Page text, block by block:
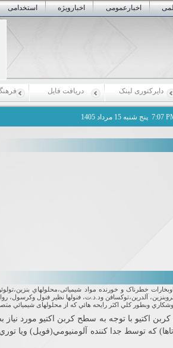
اخبارعمومی اخبارویژه استخدامی
دایرکتوری لینک دریافت فایل
پنج شنبه 15 مرداد 1405 7:07
خطرناک و خورنده مواد شیمیائی،محلولهاي
آلدرين،توكسافن ود.د.ت، فنولها نظير فنول وكرسول،
وبطور كلي اكثر رايحه هائي كه از محلولهای شيميائي
كربن اكتيو با توجه به سطح كربن اكتيو مورد
كه توسط جدا كننده آلومنيومي(فويل) ويا